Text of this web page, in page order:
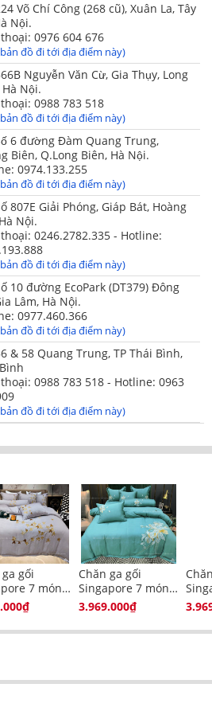
Võ Chí Công (268 cũ), Xuân La, Tây
Nội.
0976 604 676
đồ đi tới địa điểm này)
Nguyễn Văn Cừ, Gia Thụy, Long
Nội.
0988 783 518
đồ đi tới địa điểm này)
6 đường Đàm Quang Trung,
Biên, Q.Long Biên, Hà Nội.
0974.133.255
đồ đi tới địa điểm này)
807E Giải Phóng, Giáp Bát, Hoàng
Nội.
0246.2782.335 - Hotline:
đồ đi tới địa điểm này)
10 đường EcoPark (DT379) Đông
Lâm, Hà Nội.
0977.460.366
đồ đi tới địa điểm này)
& 58 Quang Trung, TP Thái Bình,
0988 783 518 - Hotline: 0963
đồ đi tới địa điểm này)
gối
7 món
Chăn ga gối
Singapore 7 món
mã 102
3.969.000₫
mã